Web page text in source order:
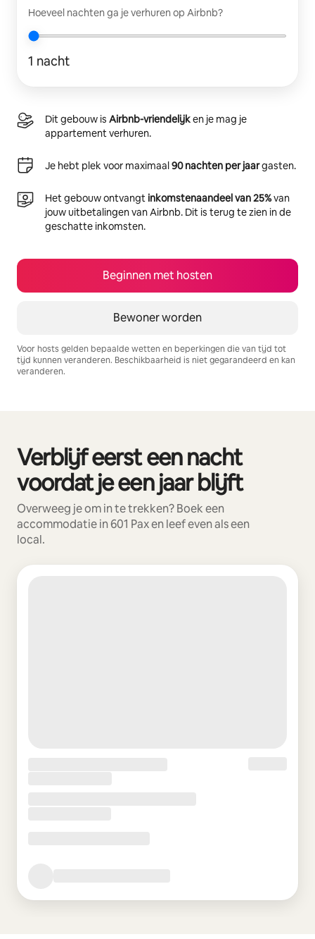
Hoeveel nachten ga je verhuren op Airbnb?
1 nacht
Dit gebouw is Airbnb-vriendelijken je mag je
appartement verhuren.
Je hebt plek voor maximaal90 nachten per jaargasten.
Het gebouw ontvangtinkomstenaandeel van 25%van
jouw uitbetalingen van Airbnb. Dit is terug te zien in de
geschatte inkomsten.
Beginnen met hosten
Bewoner worden
Voor hosts gelden bepaalde wetten en beperkingen die van tijd tot
tijd kunnen veranderen. Beschikbaarheid is niet gegarandeerd en kan
veranderen.
Verblijf eerst een nacht
voordat je een jaar blijft
Overweeg je om in te trekken? Boek een
accommodatie in 601 Pax en leef even als een
local.
0 van 0 items weergegeven